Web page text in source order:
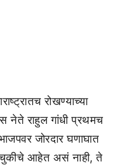
रोखण्याच्या
नेते राहुल गांधी प्रथमच
जोरदार घणाघात
चुकीचे आहेत असं नाही, ते